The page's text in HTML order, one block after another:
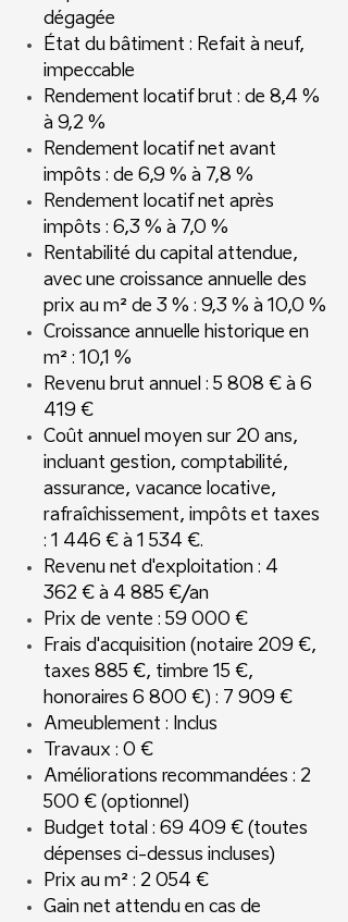
dégagée
État du bâtiment : Refait à neuf,
impeccable
Rendement locatif brut : de 8,4 %
à 9,2 %
Rendement locatif net avant
impôts : de 6,9 % à 7,8 %
Rendement locatif net après
impôts : 6,3 % à 7,0 %
Rentabilité du capital attendue,
avec une croissance annuelle des
prix au m² de 3 % : 9,3 % à 10,0 %
Croissance annuelle historique en
m² : 10,1 %
Revenu brut annuel : 5 808 € à 6
419 €
Coût annuel moyen sur 20 ans,
incluant gestion, comptabilité,
assurance, vacance locative,
rafraîchissement, impôts et taxes
: 1 446 € à 1 534 €.
Revenu net d'exploitation : 4
362 € à 4 885 €/an
Prix de vente : 59 000 €
Frais d'acquisition (notaire 209 €,
taxes 885 €, timbre 15 €,
honoraires 6 800 €) : 7 909 €
Ameublement : Inclus
Travaux : 0 €
Améliorations recommandées : 2
500 € (optionnel)
Budget total : 69 409 € (toutes
dépenses ci-dessus incluses)
Prix au m² : 2 054 €
Gain net attendu en cas de